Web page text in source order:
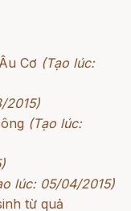
Cơ (Tạo lúc:
2015)
(Tạo lúc:
lúc: 05/04/2015)
từ quả